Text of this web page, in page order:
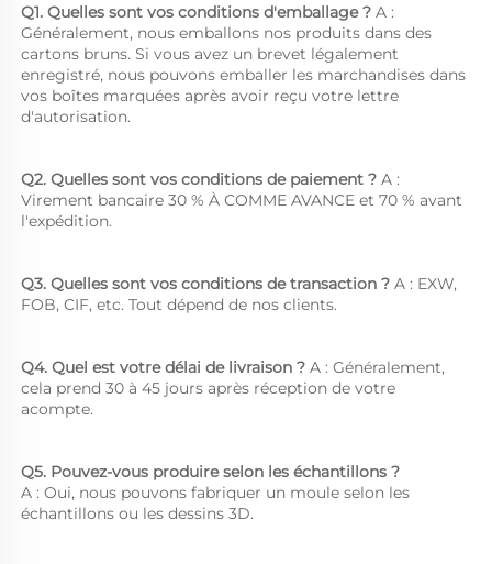
Q1. Quelles sont vos conditions d'emballage ? A :
Généralement, nous emballons nos produits dans des
cartons bruns. Si vous avez un brevet légalement
enregistré, nous pouvons emballer les marchandises dans
vos boîtes marquées après avoir reçu votre lettre
d'autorisation.
Q2. Quelles sont vos conditions de paiement ? A :
Virement bancaire 30 % À COMME AVANCE et 70 % avant
l'expédition.
Q3. Quelles sont vos conditions de transaction ? A : EXW,
FOB, CIF, etc. Tout dépend de nos clients.
Q4. Quel est votre délai de livraison ? A : Généralement,
cela prend 30 à 45 jours après réception de votre
acompte.
Q5. Pouvez-vous produire selon les échantillons ?
A : Oui, nous pouvons fabriquer un moule selon les
échantillons ou les dessins 3D.